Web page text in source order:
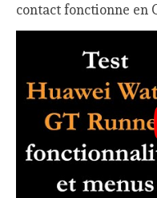
contact fonctionne en